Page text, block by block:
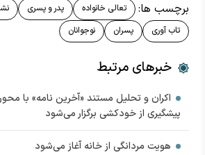
برچسب ها: تعالی خانواده پدر و پسری
تاب آوری
پسران نوجوانان
خبرهای مرتبط
اکران و تحلیل مستند «آخرین نامه» با
پیشگیری از خودکشی برگزار می‌شود
هویت مردانگی از خانه آغاز می‌شود